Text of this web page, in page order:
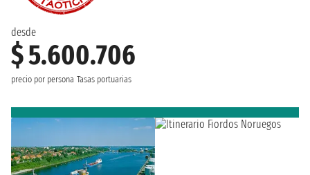
desde
$ 5.600.706
precio por persona Tasas portuarias